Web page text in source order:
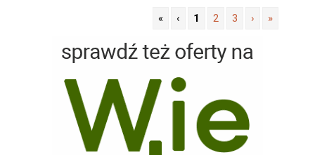
« ‹ 1 2 3 › »